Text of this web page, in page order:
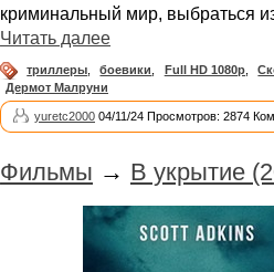
криминальный мир, выбраться
Читать далее
триллеры боевики Full HD 1080p
Дермот Малруни
yuretc2000 04/11/24 Просмотров: 2874
Фильмы → В укрытие